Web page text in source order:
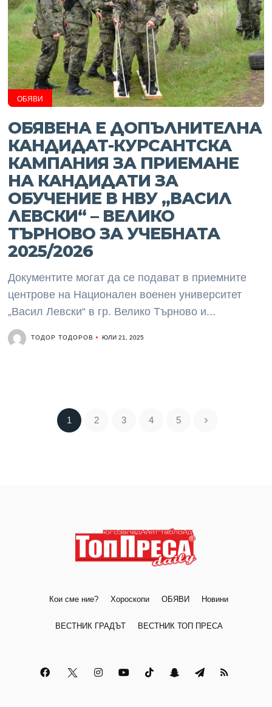
ОБЯВИ
ОБЯВЕНА Е ДОПЪЛНИТЕЛНА
КАНДИДАТ-КУРСАНТСКА
КАМПАНИЯ ЗА ПРИЕМАНЕ
НА КАНДИДАТИ ЗА
ОБУЧЕНИЕ В НВУ „ВАСИЛ
ЛЕВСКИ“ – ВЕЛИКО
ТЪРНОВО ЗА УЧЕБНАТА
2025/2026
Документите могат да се подават в приемните
центрове на Национален военен университет
„Васил Левски“ в гр. Велико Търново и...
ТОДОР ТОДОРОВ ЮЛИ 21, 2025
1 2 3 4 5
Кои сме ние? Хороскопи ОБЯВИ Новини
ВЕСТНИК ГРАДЪТ ВЕСТНИК ТОП ПРЕСА